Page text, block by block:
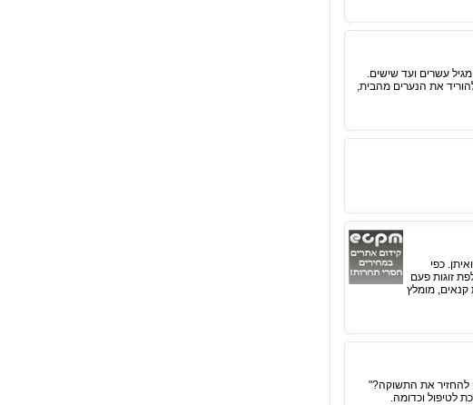
עשרים ועד שישים.
את הנערים מהבית,
כפי
זוגות פעם
קנאים, מומלץ
להחזיר את התשוקה?"
לטיפול וכדומה.